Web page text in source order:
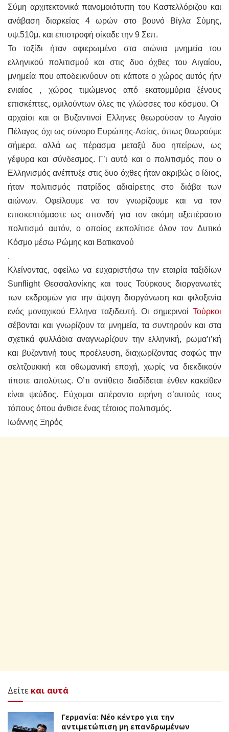
Σύμη αρχιτεκτονικά πανομοιότυπη του Καστελλόριζου και
ανάβαση διαρκείας 4 ωρών στο βουνό Βίγλα Σύμης,
υψ.510μ. και επιστροφή οίκαδε την 9 Σεπ.
Το ταξίδι ήταν αφιερωμένο στα αιώνια μνημεία του
ελληνικού πολιτισμού και στις δυο όχθες του Αιγαίου,
μνημεία που αποδεικνύουν οτι κάποτε ο χώρος αυτός ήτν
ενιαίος , χώρος τιμώμενος από εκατομμύρια ξένους
επισκέπτες, ομιλούντων όλες τις γλώσσες του κόσμου.​ ​Οι ​
αρχαίοι και οι Βυζαντινοί Ελληνες θεωρούσαν το Αιγαίο
Πέλαγος όχι ως σύνορο Ευρώπης-Ασίας, όπως θεωρούμε
σήμερα, αλλά ως πέρασμα μεταξύ δυο ηπείρων, ως
γέφυρα και σύνδεσμος. Γ’ι αυτό και ο πολιτισμός που ο
Ελληνισμός ανέπτυξε στις δυο όχθες ήταν ακριβώς ο ίδιος,
ήταν πολιτισμός πατρίδος αδιαίρετης στο διάβα των
αιώνων. Οφείλουμε να τον γνωρίζουμε και να τον
επισκεπτόμαστε ως σπονδή ​για τον ακόμη αξεπέραστο
πολιτισμό αυτόν, ο οποίος εκπολίτισε όλον τον Δυτικό
Κόσμο μέσω Ρώμης και Βατικανού
.
Κλείνοντας, οφείλω να ευχαριστήσω την εταιρία ταξιδίων
Sunflight Θεσσαλονίκης και τους Τούρκους διοργανωτές
των εκδρομών για την άψογη διοργάνωση και φιλοξενία
ενός μοναχικού Ελληνα ταξιδευτή. Οι σημερινοί Τούρκοι
σέβονται και γνωρίζουν τα μνημεία, τα συντηρούν και στα
σχετικά φυλλάδια αναγνωρίζουν την ελληνική, ρωμα’ι’κή
και βυζαντινή τους προέλευση, διαχωρίζοντας σαφώς την
σελτζουκική και οθωμανική εποχή, χωρίς να διεκδικούν
τίποτε απολύτως. Ο’τι αντίθετο διαδίδεται ένθεν κακείθεν
είναι ψεύδος. Εύχομαι απέραντο ειρήνη σ’αυτούς τους
τόπους όπου άνθισε ένας τέτοιος πολιτισμός.
Ιωάννης Ξηρός
Δείτε και αυτά
Γερμανία: Νέο κέντρο για την
αντιμετώπιση μη επανδρωμένων